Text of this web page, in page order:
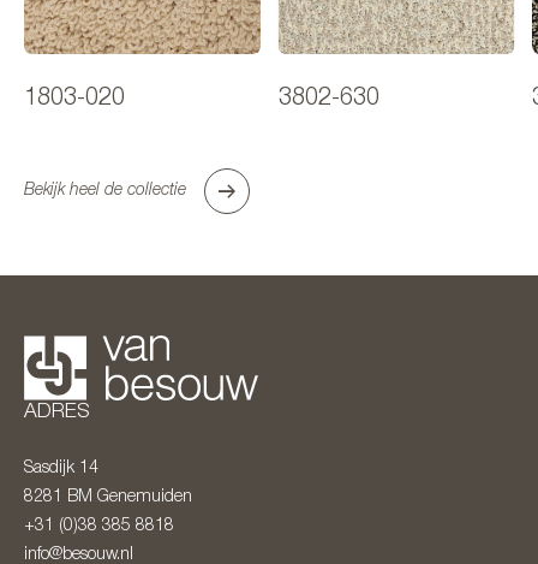
1803-020 3802-630
Bekijk heel de collectie
ADRES
Sasdijk 14
8281 BM Genemuiden
+31 (0)38 385 8818
info@besouw.nl